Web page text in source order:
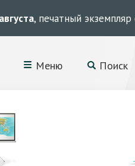
, печатный
Меню Поиск